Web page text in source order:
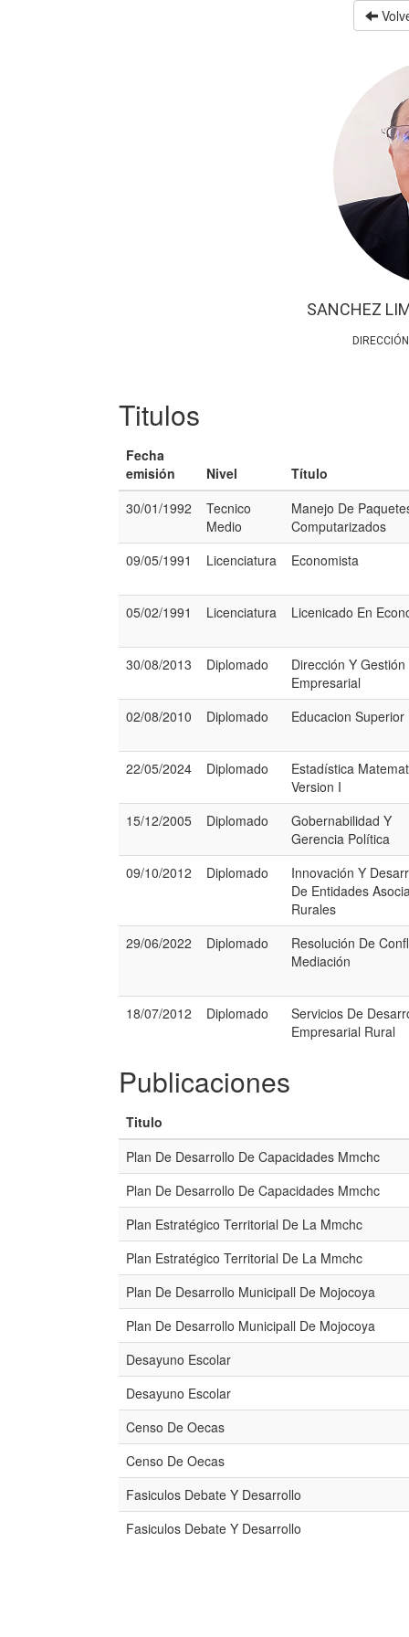
SANCHEZ
Titulos
Fecha
emisión
Nivel
Título
30/01/1992
Tecnico
Medio
Manejo De
Computarizados
09/05/1991
Licenciatura Economista
05/02/1991 Licenciatura Licenicado En
30/08/2013 Diplomado
Dirección Y Gestión
Empresarial
02/08/2010
Diplomado Educacion Superior
22/05/2024 Diplomado
Estadística
Version I
15/12/2005
Diplomado
Gobernabilidad Y
Gerencia Política
09/10/2012
Diplomado
Innovación Y
De Entidades
Rurales
29/06/2022
Diplomado
Resolución De
Mediación
18/07/2012 Diplomado
Servicios De
Empresarial Rural
Publicaciones
Titulo
Plan De Desarrollo De Capacidades Mmchc
Plan De Desarrollo De Capacidades Mmchc
Plan Estratégico Territorial De La Mmchc
Plan Estratégico Territorial De La Mmchc
Plan De Desarrollo Municipall De Mojocoya
Plan De Desarrollo Municipall De Mojocoya
Desayuno Escolar
Desayuno Escolar
Censo De Oecas
Censo De Oecas
Fasiculos Debate Y Desarrollo
Fasiculos Debate Y Desarrollo